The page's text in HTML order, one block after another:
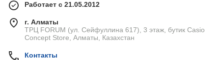
Работает с 21.05.2012
г. Алматы
ТРЦ FORUM (ул. Сейфуллина 617), 3 этаж, бутик Casio
Concept Store, Алматы, Казахстан
Контакты